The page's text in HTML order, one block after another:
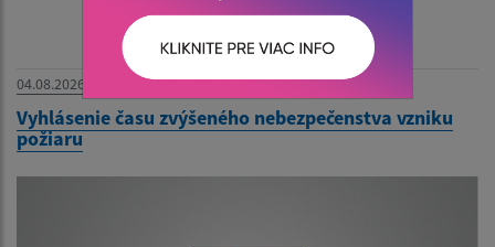
04.08.2026
Vyhlásenie času zvýšeného nebezpečenstva vzniku
požiaru